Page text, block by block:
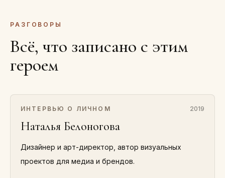
РАЗГОВОРЫ
Всё, что записано с этим
героем
ИНТЕРВЬЮ О ЛИЧНОМ 2019
Наталья Белоногова
Дизайнер и арт-директор, автор визуальных
проектов для медиа и брендов.